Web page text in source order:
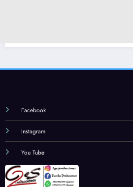
Facebook
Instagram
You Tube